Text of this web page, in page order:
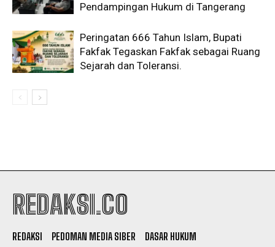
Pendampingan Hukum di Tangerang
Peringatan 666 Tahun Islam, Bupati
Fakfak Tegaskan Fakfak sebagai Ruang
Sejarah dan Toleransi.
REDAKSI.CO
REDAKSI PEDOMAN MEDIA SIBER
DASAR HUKUM